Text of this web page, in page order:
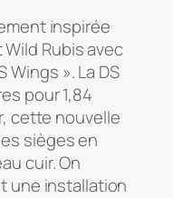
inspirée
Rubis avec
Wings ». La DS
pour 1,84
cette nouvelle
sièges en
cuir. On
une installation